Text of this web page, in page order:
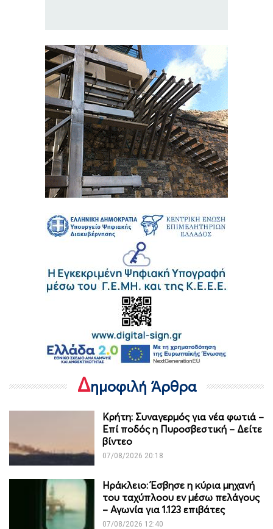
Δημοφιλή Άρθρα
Κρήτη: Συναγερμός για νέα φωτιά –
Επί ποδός η Πυροσβεστική – Δείτε
βίντεο
07/08/2026 20:18
Ηράκλειο: Έσβησε η κύρια μηχανή
του ταχύπλοου εν μέσω πελάγους
– Αγωνία για 1.123 επιβάτες
07/08/2026 12:40